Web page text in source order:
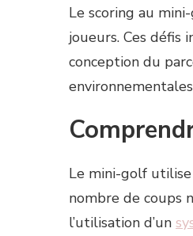
Le scoring au
joueurs. Ces défis
conception du
Le mini-golf
nombre de coups
l’utilisation d’un